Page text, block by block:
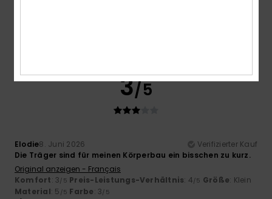
3/5
Elodie8. Juni 2026
Verifizierter Kauf
Die Träger sind für meinen Körperbau ein bisschen zu kurz.
Original anzeigen - Français
Komfort: 3/5 Preis-Leistungs-Verhältnis: 4/5 Größe: Klein
Material: 5 /5 Farbe: 3/5